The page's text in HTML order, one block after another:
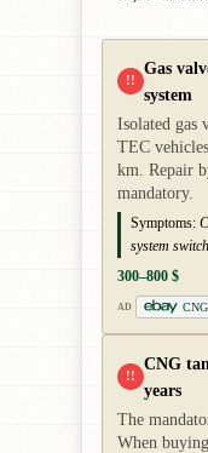
!!
Gas
system
Isolated gas
TEC
km. Repair
mandatory.
Symptoms:
system
300–800 $
AD
!!
CNG
years
The
When